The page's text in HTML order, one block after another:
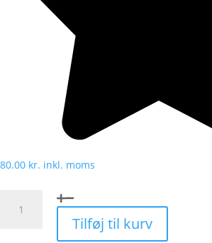
80.00 kr. inkl. moms
GreenProtect
Fluefælde
Tilføj til kurv